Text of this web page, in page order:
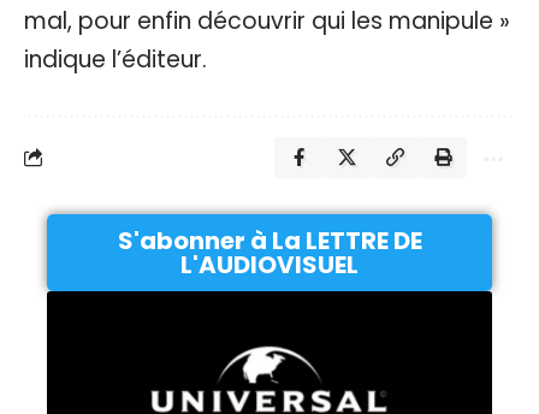
mal, pour enfin découvrir qui les manipule »
indique l’éditeur.
S'abonner à La LETTRE DE
L'AUDIOVISUEL